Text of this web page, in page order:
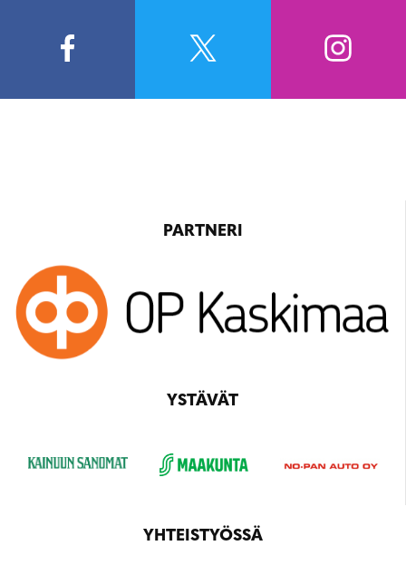
PARTNERI
YSTÄVÄT
YHTEISTYÖSSÄ